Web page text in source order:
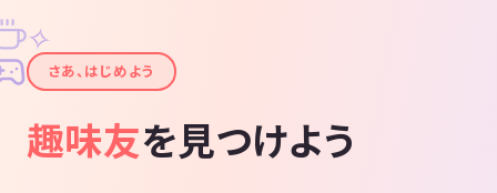
✦
✧
さあ、はじめよう
趣味友を見つけよう